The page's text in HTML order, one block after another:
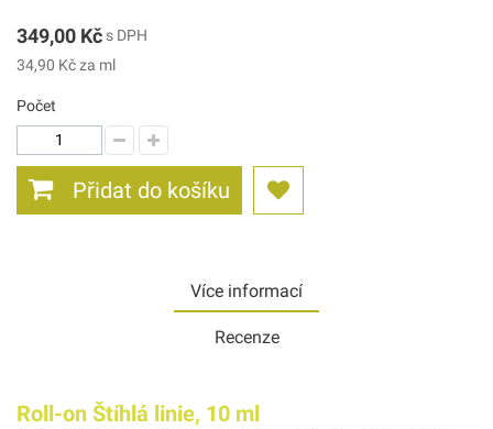
349,00 Kč s DPH
34,90 Kčza ml
Počet
Přidat do košíku
Více informací
Recenze
Roll-on Štíhlá linie, 10 ml